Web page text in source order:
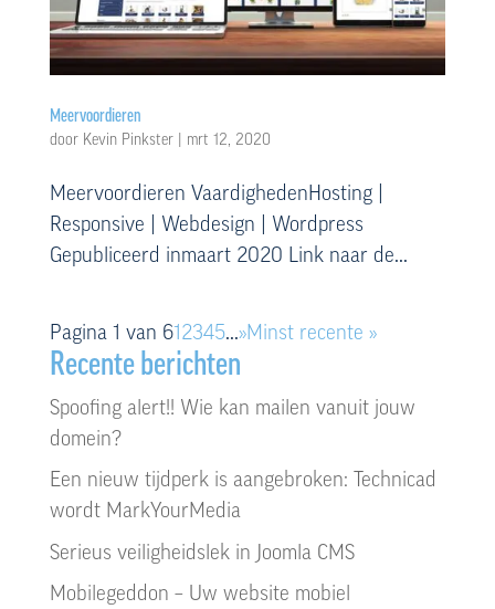
Meervoordieren
door Kevin Pinkster| mrt 12, 2020
Meervoordieren VaardighedenHosting |
Responsive | Webdesign | Wordpress
Gepubliceerd inmaart 2020 Link naar de...
Pagina 1 van 612345...»Minst recente »
Recente berichten
Spoofing alert!! Wie kan mailen vanuit jouw
domein?
Een nieuw tijdperk is aangebroken: Technicad
wordt MarkYourMedia
Serieus veiligheidslek in Joomla CMS
Mobilegeddon – Uw website mobiel